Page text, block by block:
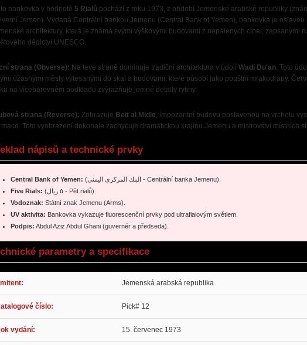
bankovka v hodnotě 5 Rialů pochází z roku 1973, z období Jemenské arabské republiky
Jemen). Vydaná Centrální bankou Jemenu (Central Bank of Yemen), bankovka je oslavou
architektury, která je známá svými výškovými budovami z nepálených cihel, zapsanými
dědictví UNESCO.
strana (Obverse): Na levé straně dominuje tradiční architektura v údolí Wadi Du'an . Toto
úžasnými městy vytesanými do skal a budovami, které působí jako pouštní mrakodrapy.
na vícebarevném podkladu zvýrazňuje jemné detaily rytiny.
strana (Reverse): Zobrazuje Beit al Midle , impozantní budovu postavenou na vrcholu
Toto vyobrazení dokonale zachycuje dramatickou krajinu Jemenu a mistrovství místních
nápisů a technické prvky
Central Bank of Yemen:
(البنك المركزي اليمني - Centrální banka Jemenu).
Five Rials:
(٥ ريال - Pět rialů).
Vodoznak: Státní znak Jemenu (Arms).
UV aktivita: Bankovka vykazuje fluorescenční prvky pod ultrafialovým světlem.
Podpis: Abdul Aziz Abdul Ghani (guvernér a předseda).
parametry a specifikace
Jemenská arabská republika
číslo: Pick# 12
vydání: 15. červenec 1973